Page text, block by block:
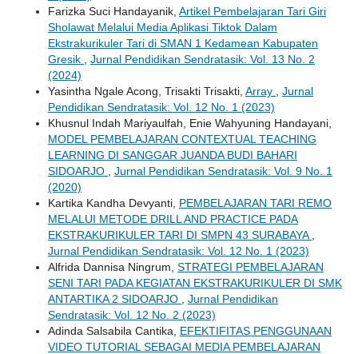
Farizka Suci Handayanik, Artikel Pembelajaran Tari Giri
Sholawat Melalui Media Aplikasi Tiktok Dalam
Ekstrakurikuler Tari di SMAN 1 Kedamean Kabupaten
Gresik
Jurnal Pendidikan Sendratasik: Vol. 13 No. 2
(2024)
Yasintha Ngale Acong, Trisakti Trisakti, Array
Jurnal
Pendidikan Sendratasik: Vol. 12 No. 1 (2023)
Khusnul Indah Mariyaulfah, Enie Wahyuning Handayani,
MODEL PEMBELAJARAN CONTEXTUAL TEACHING
LEARNING DI SANGGAR JUANDA BUDI BAHARI
SIDOARJO
Jurnal Pendidikan Sendratasik: Vol. 9 No. 1
(2020)
Kartika Kandha Devyanti, PEMBELAJARAN TARI REMO
MELALUI METODE DRILL AND PRACTICE PADA
EKSTRAKURIKULER TARI DI SMPN 43 SURABAYA
Jurnal Pendidikan Sendratasik: Vol. 12 No. 1 (2023)
Alfrida Dannisa Ningrum, STRATEGI PEMBELAJARAN
SENI TARI PADA KEGIATAN EKSTRAKURIKULER DI SMK
ANTARTIKA 2 SIDOARJO
Jurnal Pendidikan
Sendratasik: Vol. 12 No. 2 (2023)
Adinda Salsabila Cantika, EFEKTIFITAS PENGGUNAAN
VIDEO TUTORIAL SEBAGAI MEDIA PEMBELAJARAN